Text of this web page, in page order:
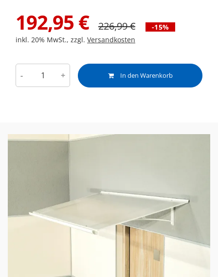
192,95 € 226,99€
-15%
inkl. 20% MwSt., zzgl. Versandkosten
- + In den Warenkorb